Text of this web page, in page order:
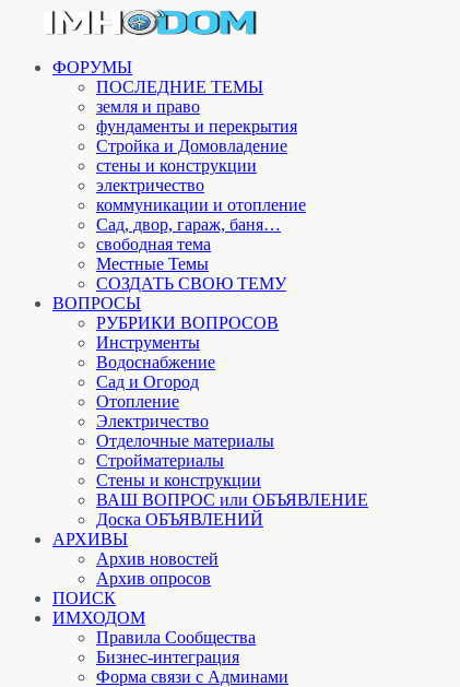
ФОРУМЫ
ПОСЛЕДНИЕ ТЕМЫ
земля и право
фундаменты и перекрытия
Стройка и Домовладение
стены и конструкции
электричество
коммуникации и отопление
Cад, двор, гараж, баня…
свободная тема
Местные Темы
СОЗДАТЬ СВОЮ ТЕМУ
ВОПРОСЫ
РУБРИКИ ВОПРОСОВ
Инструменты
Водоснабжение
Сад и Огород
Отопление
Электричество
Отделочные материалы
Стройматериалы
Стены и конструкции
ВАШ ВОПРОС или ОБЪЯВЛЕНИЕ
Доска ОБЪЯВЛЕНИЙ
АРХИВЫ
Архив новостей
Архив опросов
ПОИСК
ИМХОДОМ
Правила Сообщества
Бизнес-интеграция
Форма связи с Админами